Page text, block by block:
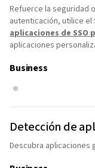
Refuerce la seguridad
autenticación, utilice el
aplicaciones de SSO
aplicaciones
Business
Detección de
Descubra aplicaciones